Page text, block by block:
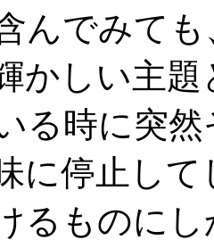
んでみても
かしい主
る時に突
に停止し
るものに